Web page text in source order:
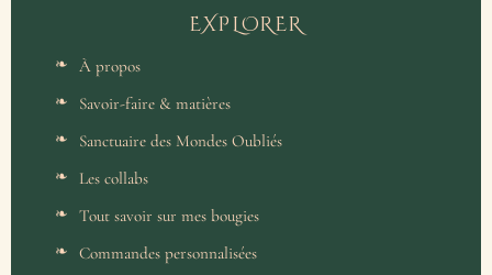
EXPLORER
À propos
Savoir-faire & matières
Sanctuaire des Mondes Oubliés
Les collabs
Tout savoir sur mes bougies
Commandes personnalisées